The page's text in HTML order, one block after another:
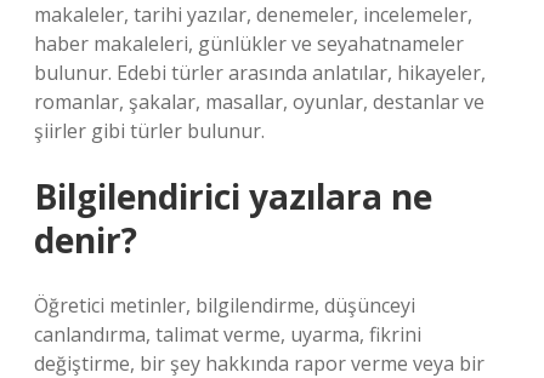
makaleler, tarihi yazılar, denemeler, incelemeler,
haber makaleleri, günlükler ve seyahatnameler
bulunur. Edebi türler arasında anlatılar, hikayeler,
romanlar, şakalar, masallar, oyunlar, destanlar ve
şiirler gibi türler bulunur.
Bilgilendirici yazılara ne
denir?
Öğretici metinler, bilgilendirme, düşünceyi
canlandırma, talimat verme, uyarma, fikrini
değiştirme, bir şey hakkında rapor verme veya bir